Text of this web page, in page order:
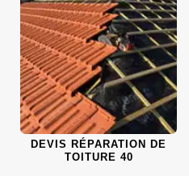
DEVIS RÉPARATION DE
TOITURE 40